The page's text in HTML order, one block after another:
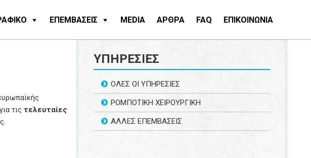
ΕΠΕΜΒΑΣΕΙΣ MEDIA ΑΡΘΡΑ FAQ ΕΠΙΚΟΙΝΩΝΙΑ
τις τελευταίες
ΥΠΗΡΕΣΙΕΣ
ΟΛΕΣ ΟΙ ΥΠΗΡΕΣΙΕΣ
ΡΟΜΠΟΤΙΚΗ ΧΕΙΡΟΥΡΓΙΚΗ
ΑΛΛΕΣ ΕΠΕΜΒΑΣΕΙΣ